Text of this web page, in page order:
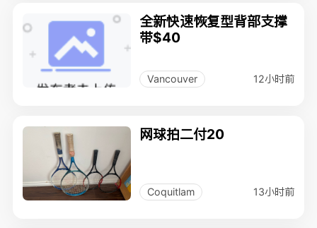
全新快速恢复型背部支撑
带$40
Vancouver 12小时前
网球拍二付20
Coquitlam 13小时前